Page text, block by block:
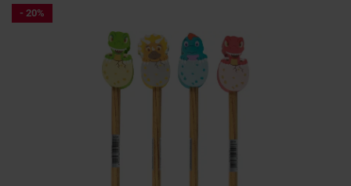
- 20%